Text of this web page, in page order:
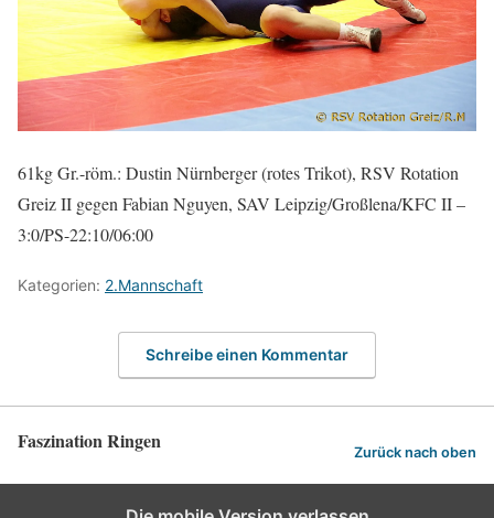
61kg Gr.-röm.: Dustin Nürnberger (rotes Trikot), RSV Rotation
Greiz II gegen Fabian Nguyen, SAV Leipzig/Großlena/KFC II –
3:0/PS-22:10/06:00
Kategorien: 2.Mannschaft
Schreibe einen Kommentar
Faszination Ringen Zurück nach oben